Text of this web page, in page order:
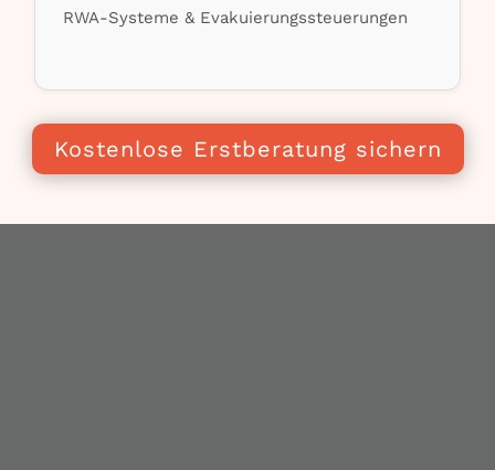
RWA-Systeme & Evakuierungssteuerungen
Kostenlose Erstberatung sichern